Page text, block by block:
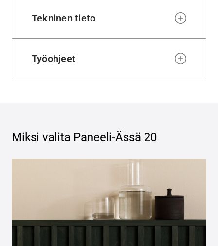
Tekninen tieto
Työohjeet
Miksi valita Paneeli-Ässä 20